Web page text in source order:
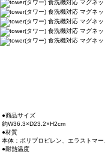
●商品サイズ
約W36.3×D23.2×H2cm
●材質
本体：ポリプロピレン、エラストマ
●耐熱温度